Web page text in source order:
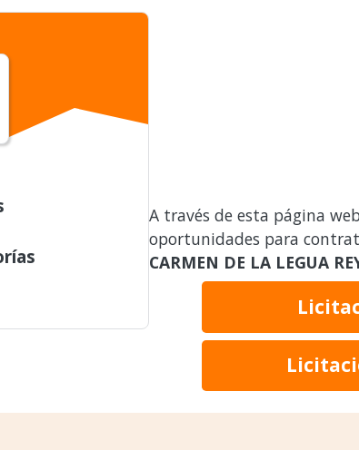
A través de esta página
oportunidades para
CARMEN DE LA LEGUA